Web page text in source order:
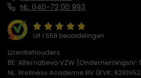
NL: 040-72 00 993
Uit 1.558 beoordelingen
Licentiehouders
BE: Alternatieva VZW (Ondernemingsnr:
NL: Wellness Academie BV (KVK: